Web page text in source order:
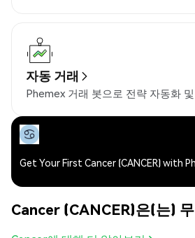
자동 거래
Phemex 거래 봇으로 전략 자동화
Get Your First Cancer (CANCER) with
Cancer (CANCER)은(는)